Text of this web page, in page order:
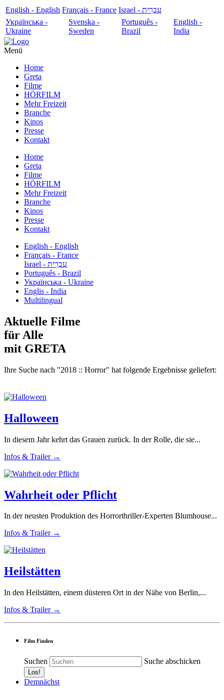
English - English Français - France
עִבְרִית - Israel
Українська -
Ukraine
Svenska -
Sweden
Português -
Brazil
English -
India
Menü
Home
Greta
Filme
HÖRFILM
Mehr Freizeit
Branche
Kinos
Presse
Kontakt
Home
Greta
Filme
HÖRFILM
Mehr Freizeit
Branche
Kinos
Presse
Kontakt
English - English
Français - France
עִבְרִית - Israel
Português - Brazil
Українська - Ukraine
Englis - India
Multilingual
Aktuelle Filme
für Alle
mit GRETA
Ihre Suche nach "2018 :: Horror" hat folgende Ergebnisse geliefert:
Halloween
In diesem Jahr kehrt das Grauen zurück. In der Rolle, die sie...
Infos & Trailer →
Wahrheit oder Pflicht
In der neusten Produktion des Horrorthriller-Experten Blumhouse...
Infos & Trailer →
Heilstätten
In den Heilstätten, einem düsteren Ort in der Nähe von Berlin,...
Infos & Trailer →
Film Finden
Suchen Suche abschicken
Demnächst